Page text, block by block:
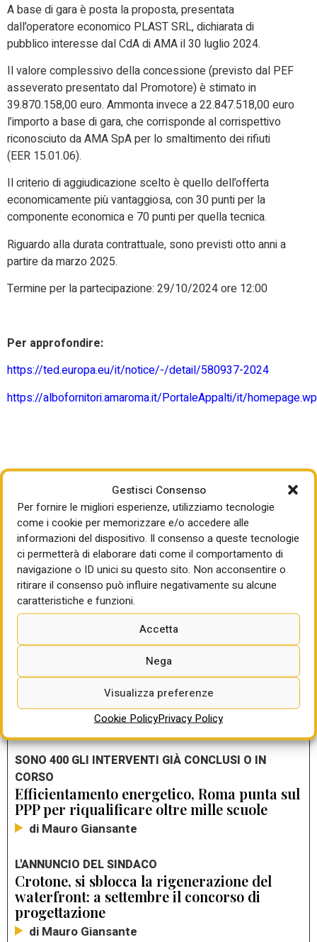
Gestisci Consenso
Per fornire le migliori esperienze, utilizziamo tecnologie
come i cookie per memorizzare e/o accedere alle
informazioni del dispositivo. Il consenso a queste tecnologie
ci permetterà di elaborare dati come il comportamento di
navigazione o ID unici su questo sito. Non acconsentire o
ritirare il consenso può influire negativamente su alcune
caratteristiche e funzioni.
Accetta
Nega
Visualizza preferenze
Cookie PolicyPrivacy Policy
A base di gara è posta la proposta, presentata
dall’operatore economico PLAST SRL, dichiarata di
pubblico interesse dal CdA di AMA il 30 luglio 2024.
Il valore complessivo della concessione (previsto dal PEF
asseverato presentato dal Promotore) è stimato in
39.870.158,00 euro. Ammonta invece a 22.847.518,00 euro
l’importo a base di gara, che corrisponde al corrispettivo
riconosciuto da AMA SpA per lo smaltimento dei rifiuti
(EER 15.01.06).
Il criterio di aggiudicazione scelto è quello dell’offerta
economicamente più vantaggiosa, con 30 punti per la
componente economica e 70 punti per quella tecnica.
Riguardo alla durata contrattuale, sono previsti otto anni a
partire da marzo 2025.
Termine per la partecipazione: 29/10/2024 ore 12:00
Per approfondire:
https://ted.europa.eu/it/notice/-/detail/580937-2024
https://albofornitori.amaroma.it/PortaleAppalti/it/homepage.wp
LEGGI ANCHE
CDM, OK AL PIANO SOCIALE CLIMA DA 9,3 MILIARDI
Energia, sì alla clausola di salvaguardia:
scostamento di bilancio dello 0,6% nel 2027
e 2028. Per l’Italia fino a 14 miliardi, Ecco:
usiamoli per edifici, imprese e trasporti
di Mauro Giansante
SONO 400 GLI INTERVENTI GIÀ CONCLUSI O IN
CORSO
Efficientamento energetico, Roma punta sul
PPP per riqualificare oltre mille scuole
di Mauro Giansante
L'ANNUNCIO DEL SINDACO
Crotone, si sblocca la rigenerazione del
waterfront: a settembre il concorso di
progettazione
di Mauro Giansante